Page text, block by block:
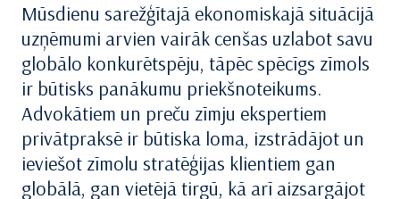
Mūsdienu sarežģītajā ekonomiskajā situācijā
uzņēmumi arvien vairāk cenšas uzlabot savu
globālo konkurētspēju, tāpēc spēcīgs zīmols
ir būtisks panākumu priekšnoteikums.
Advokātiem un preču zīmju ekspertiem
privātpraksē ir būtiska loma, izstrādājot un
ieviešot zīmolu stratēģijas klientiem gan
globālā, gan vietējā tirgū, kā arī aizsargājot